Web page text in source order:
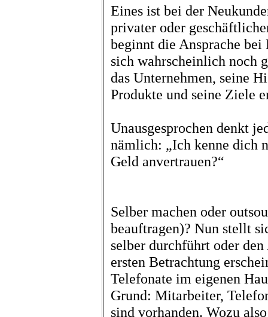
Eines ist bei der
privater oder
beginnt die Ansprache
sich wahrscheinlich noch
das Unternehmen, seine
Produkte und seine Ziele
Unausgesprochen denkt
nämlich: „Ich kenne dich
Geld anvertrauen?“
Selber machen oder
beauftragen)? Nun stellt
selber durchführt oder
ersten Betrachtung
Telefonate im eigenen
Grund: Mitarbeiter,
sind vorhanden. Wozu